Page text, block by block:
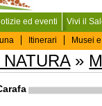
Itinerari Musei
ed eventi Vivi il
»